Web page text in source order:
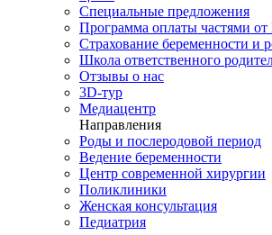
Специальные предложения
Программа оплаты частями от
Страхование беременности и
Школа ответственного
Отзывы о нас
3D-тур
Медиацентр
Направления
Роды и послеродовой период
Ведение беременности
Центр современной хирургии
Поликлиники
Женская консультация
Педиатрия